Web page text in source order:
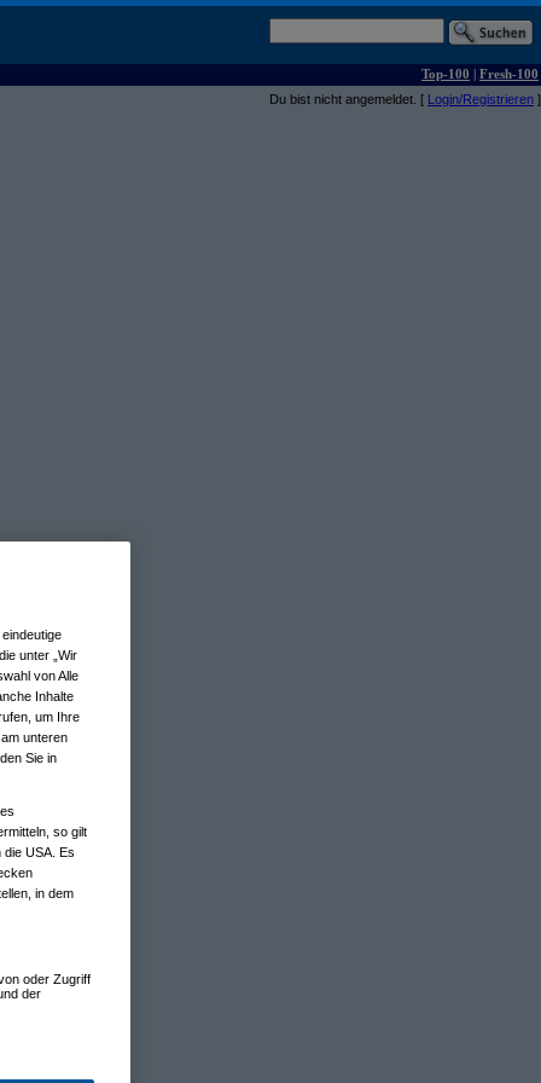
Top-100 | Fresh-100
Du bist nicht angemeldet. [ Login/Registrieren ]
unter „Wir
von Alle
Inhalte
um Ihre
unteren
Sie in
so gilt
die USA. Es
in dem
oder Zugriff
der